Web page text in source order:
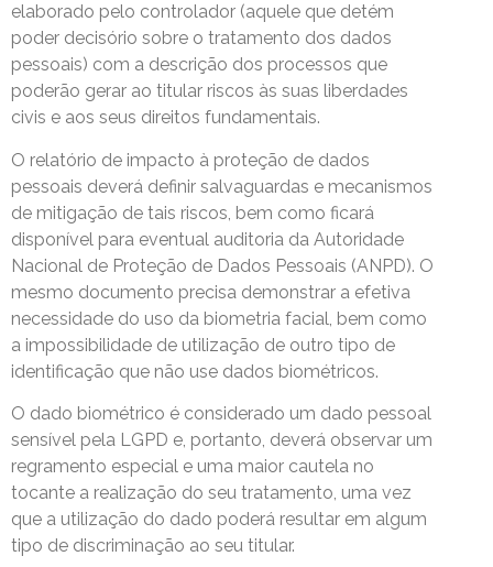
elaborado pelo controlador (aquele que detém
poder decisório sobre o tratamento dos dados
pessoais) com a descrição dos processos que
poderão gerar ao titular riscos às suas liberdades
civis e aos seus direitos fundamentais.
O relatório de impacto à proteção de dados
pessoais deverá definir salvaguardas e mecanismos
de mitigação de tais riscos, bem como ficará
disponível para eventual auditoria da Autoridade
Nacional de Proteção de Dados Pessoais (ANPD). O
mesmo documento precisa demonstrar a efetiva
necessidade do uso da biometria facial, bem como
a impossibilidade de utilização de outro tipo de
identificação que não use dados biométricos.
O dado biométrico é considerado um dado pessoal
sensível pela LGPD e, portanto, deverá observar um
regramento especial e uma maior cautela no
tocante a realização do seu tratamento, uma vez
que a utilização do dado poderá resultar em algum
tipo de discriminação ao seu titular.